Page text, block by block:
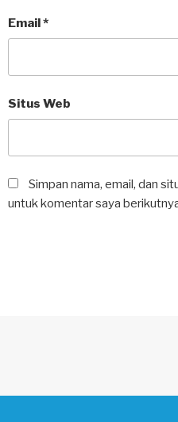
Email*
Situs Web
Simpan nama, email, dan
untuk komentar saya